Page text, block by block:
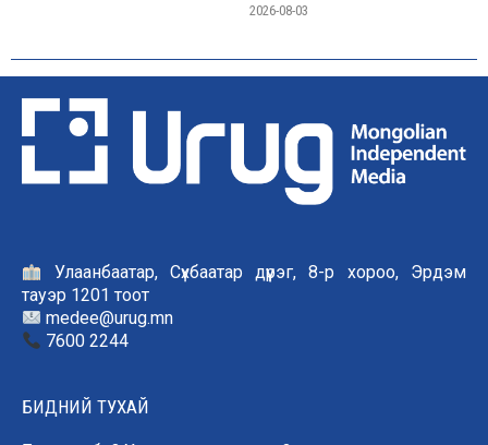
2026-08-03
Улаанбаатар, Сүхбаатар дүүрэг, 8-р хороо, Эрдэм
тауэр 1201 тоот
medee@urug.mn
7600 2244
БИДНИЙ ТУХАЙ